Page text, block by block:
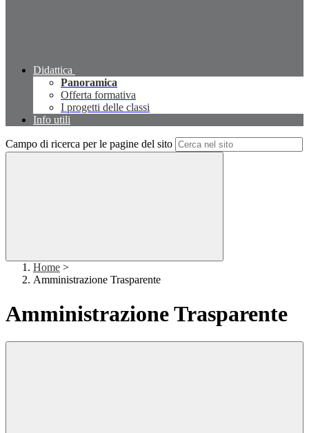
Didattica
Panoramica
Offerta formativa
I progetti delle classi
Info utili
Campo di ricerca per le pagine del sito
Home >
Amministrazione Trasparente
Amministrazione Trasparente